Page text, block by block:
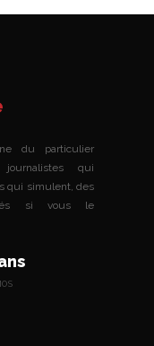
du particulier
qui
qui simulent, des
si vous le